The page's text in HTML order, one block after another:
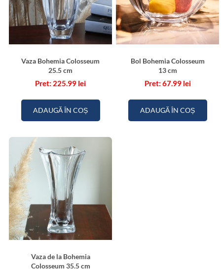
Vaza Bohemia Colosseum
25.5 cm
225.99 lei
ADAUGĂ ÎN COȘ
Bol Bohemia Colosseum
13 cm
67.99 lei
ADAUGĂ ÎN COȘ
Vaza de la Bohemia
Colosseum 35.5 cm